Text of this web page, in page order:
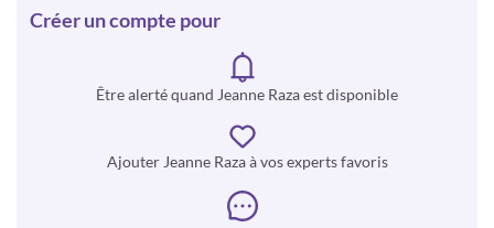
Créer un compte pour
Être alerté quand Jeanne Raza est disponible
Ajouter Jeanne Raza à vos experts favoris